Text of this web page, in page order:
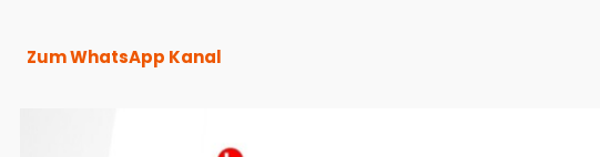
Zum WhatsApp Kanal